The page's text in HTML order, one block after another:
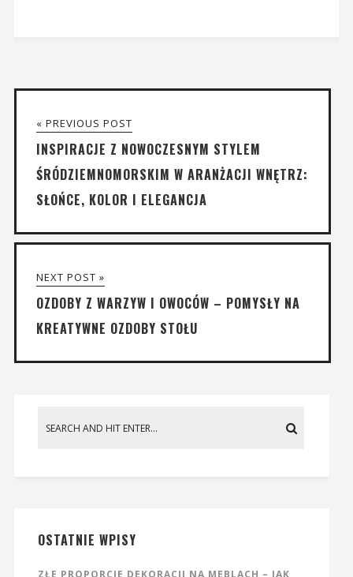
« PREVIOUS POST
INSPIRACJE Z NOWOCZESNYM STYLEM
ŚRÓDZIEMNOMORSKIM W ARANŻACJI WNĘTRZ:
SŁOŃCE, KOLOR I ELEGANCJA
NEXT POST »
OZDOBY Z WARZYW I OWOCÓW – POMYSŁY NA
KREATYWNE OZDOBY STOŁU
OSTATNIE WPISY